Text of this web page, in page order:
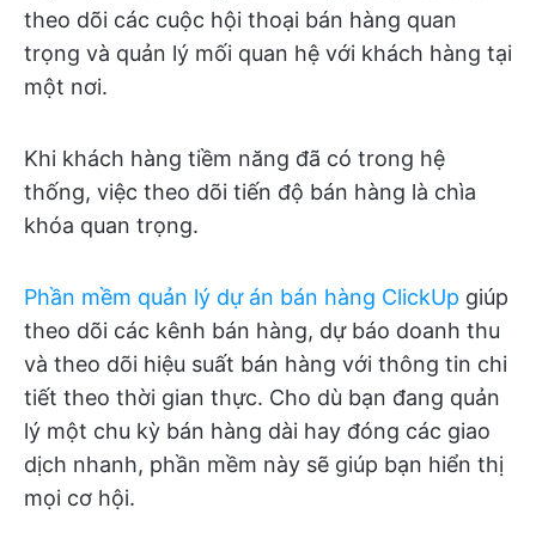
theo dõi các cuộc hội thoại bán hàng quan
trọng và quản lý mối quan hệ với khách hàng tại
một nơi.
Khi khách hàng tiềm năng đã có trong hệ
thống, việc theo dõi tiến độ bán hàng là chìa
khóa quan trọng.
Phần mềm quản lý dự án bán hàng ClickUp giúp
theo dõi các kênh bán hàng, dự báo doanh thu
và theo dõi hiệu suất bán hàng với thông tin chi
tiết theo thời gian thực. Cho dù bạn đang quản
lý một chu kỳ bán hàng dài hay đóng các giao
dịch nhanh, phần mềm này sẽ giúp bạn hiển thị
mọi cơ hội.